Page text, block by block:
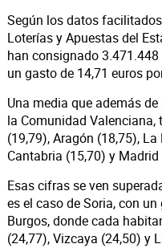
Según los datos
Loterías y Apuestas del
han consignado
un gasto de 14,71 euros
Una media que además
la Comunidad Valenciana,
(19,79), Aragón (18,75),
Cantabria (15,70) y Madrid
Esas cifras se ven
es el caso de Soria, con
Burgos, donde cada
(24,77), Vizcaya (24,50) y